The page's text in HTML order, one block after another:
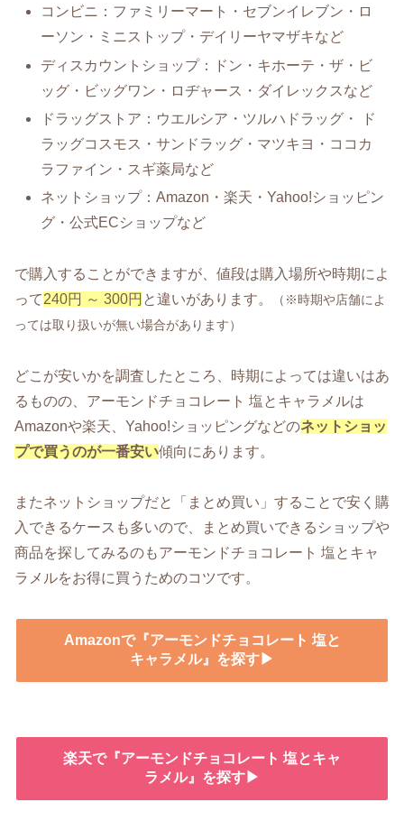
コンビニ：ファミリーマート・セブンイレブン・ロ
ーソン・ミニストップ・デイリーヤマザキなど
ディスカウントショップ：ドン・キホーテ・ザ・ビ
ッグ・ビッグワン・ロヂャース・ダイレックスなど
ドラッグストア：ウエルシア・ツルハドラッグ・ ド
ラッグコスモス・サンドラッグ・マツキヨ・ココカ
ラファイン・スギ薬局など
ネットショップ：Amazon・楽天・Yahoo!ショッピン
グ・公式ECショップなど
で購入することができますが、値段は購入場所や時期によ
って240円 ～ 300円 と違いがあります。
（※時期や店舗によ
っては取り扱いが無い場合があります）
どこが安いかを調査したところ、時期によっては違いはあ
るものの、アーモンドチョコレート 塩とキャラメルは
Amazonや楽天、Yahoo!ショッピングなどのネットショッ
プで買うのが一番安い傾向にあります。
またネットショップだと「まとめ買い」することで安く購
入できるケースも多いので、まとめ買いできるショップや
商品を探してみるのもアーモンドチョコレート 塩とキャ
ラメルをお得に買うためのコツです。
Amazonで『アーモンドチョコレート 塩と
キャラメル』を探す▶
楽天で『アーモンドチョコレート 塩とキャ
ラメル』を探す▶